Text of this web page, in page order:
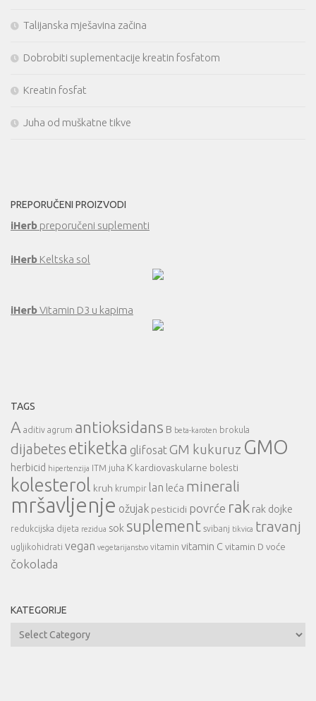
Talijanska mješavina začina
Dobrobiti suplementacije kreatin fosfatom
Kreatin fosfat
Juha od muškatne tikve
PREPORUČENI PROIZVODI
iHerb preporučeni suplementi
iHerb Keltska sol
iHerbVitamin D3 u kapima
TAGS
A aditiv agrum antioksidans B beta-karoten brokula
dijabetes etiketka glifosatGM kukuruz GMO
herbicid hipertenzija ITM juha K kardiovaskularne bolesti
kolesterol kruh krumpir lan leća minerali
mršavljenje ožujak pesticidi povrće rak rak dojke
redukcijska dijeta rezidua sok suplement svibanj tikvica travanj
ugljikohidrati vegan vegetarijanstvo vitamin vitamin C vitamin D voće
čokolada
KATEGORIJE
Kategorije